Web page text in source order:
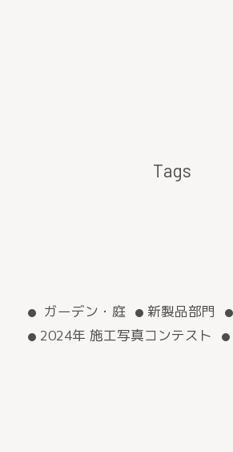
Tags
ガーデン・庭 新製品部門
2024年 施工写真コンテスト